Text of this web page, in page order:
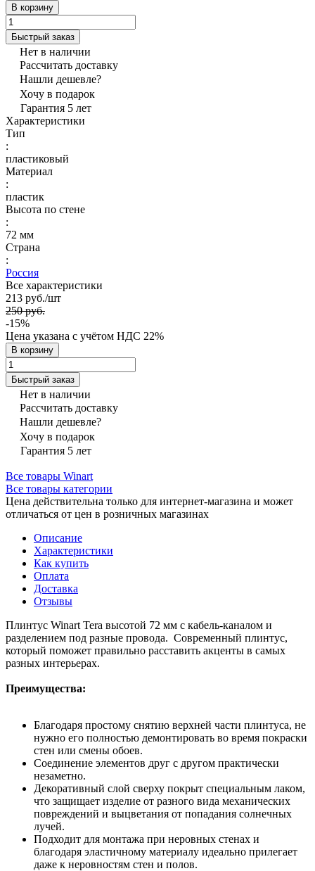
В корзину
Быстрый заказ
Нет в наличии
Рассчитать доставку
Нашли дешевле?
Хочу в подарок
Гарантия 5 лет
Характеристики
Тип
:
пластиковый
Материал
:
пластик
Высота по стене
:
72 мм
Страна
:
Россия
Все характеристики
213 руб./шт
250 руб.
-15%
Цена указана с учётом НДС 22%
В корзину
Быстрый заказ
Нет в наличии
Рассчитать доставку
Нашли дешевле?
Хочу в подарок
Гарантия 5 лет
Все товары Winart
Все товары категории
Цена действительна только для интернет-магазина и может
отличаться от цен в розничных магазинах
Описание
Характеристики
Как купить
Оплата
Доставка
Отзывы
Плинтус Winart Tera высотой 72 мм с кабель-каналом и
разделением под разные провода. Современный плинтус,
который поможет правильно расставить акценты в самых
разных интерьерах.
Преимущества:
Благодаря простому снятию верхней части плинтуса, не
нужно его полностью демонтировать во время покраски
стен или смены обоев.
Соединение элементов друг с другом практически
незаметно.
Декоративный слой сверху покрыт специальным лаком,
что защищает изделие от разного вида механических
повреждений и выцветания от попадания солнечных
лучей.
Подходит для монтажа при неровных стенах и
благодаря эластичному материалу идеально прилегает
даже к неровностям стен и полов.